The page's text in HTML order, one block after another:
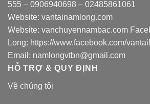
555 – 0906940698 – 02485861061
Website: vantainamlong.com
Website: vanchuyennambac.com
Long: https://www.facebook.com/
Email: namlongvtbn@gmail.com
HỖ TRỢ & QUY ĐỊNH
Về chúng tôi